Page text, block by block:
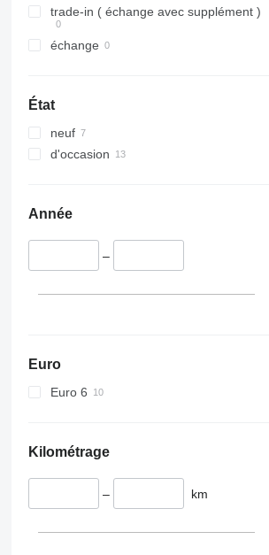
trade-in ( échange avec supplément )
échange
État
neuf
d'occasion
Année
–
Euro
Euro 6
Kilométrage
– km